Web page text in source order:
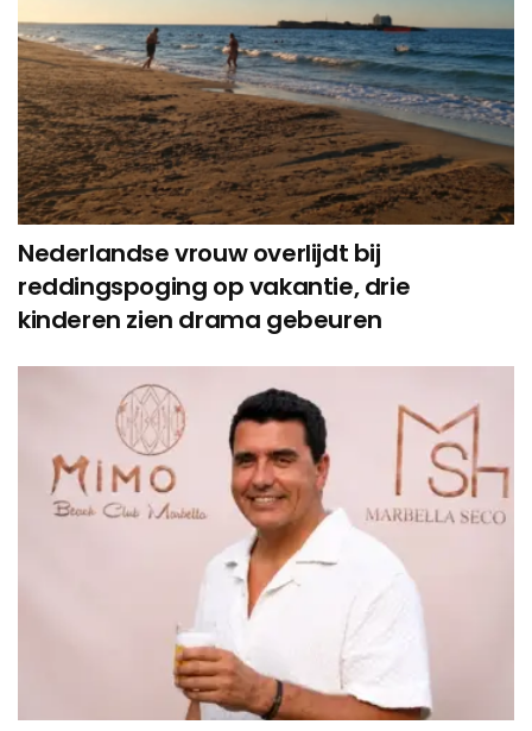
Nederlandse vrouw overlijdt bij
reddingspoging op vakantie, drie
kinderen zien drama gebeuren